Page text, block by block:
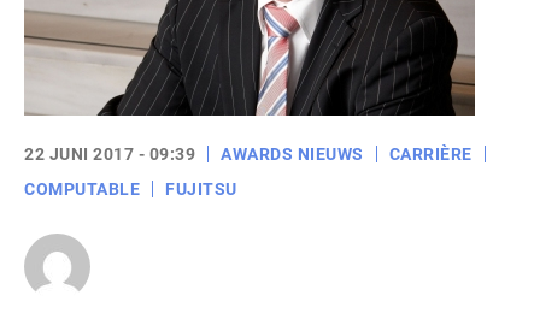
22 JUNI 2017 - 09:39 AWARDS NIEUWS
CARRIÈRE
COMPUTABLE
FUJITSU